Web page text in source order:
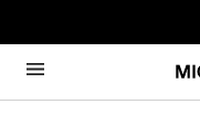
Passer au
Retour à Nav